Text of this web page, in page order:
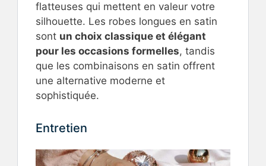
flatteuses qui mettent en valeur votre
silhouette. Les robes longues en satin
sont un choix classique et élégant
pour les occasions formelles, tandis
que les combinaisons en satin offrent
une alternative moderne et
sophistiquée.
Entretien